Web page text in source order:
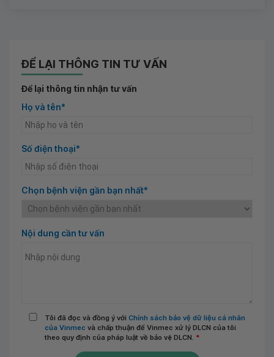
ĐỂ LẠI THÔNG TIN TƯ VẤN
Để lại thông tin nhận tư vấn
Họ và tên*
Số điện thoại*
Chọn bệnh viện gần bạn nhất*
Nội dung cần tư vấn
Tôi đã đọc và đồng ý với Chính sách bảo vệ dữ liệu cá nhân
của Vinmec và chấp thuận để Vinmec xử lý DLCN của tôi
theo quy định của pháp luật về bảo vệ DLCN. *